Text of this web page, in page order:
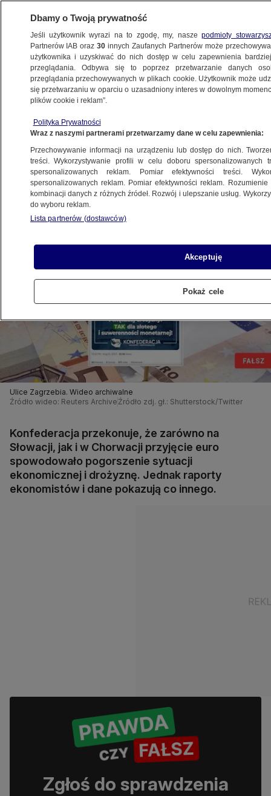
KONKRET24
ŚWIAT
w kontekście euro. Co się nie zgadza
Michał Istel
28.08.2023, 15:22
Udostępnij
Ulice Zagrzebia. Wideo archiwalne
Źródło wideo: Reuters Archive Źródło zdj. gł.: Shutterstock/Twitter
Konfederacja przekonuje, że zarówno na
Słowacji, jak i w Chorwacji przyjęcie euro
spowodowało pogorszenie sytuacji
ekonomicznej i drożyznę. Jednak raporty
ekonomistów i dane pokazują co innego.
Zgłoś do sprawdzenia
Dbamy o Twoją prywatność
Jeśli użytkownik wyrazi na to zgodę, my, naszepodmioty
Partnerów IAB oraz30 innych Zaufanych Partnerów może
użytkownika i uzyskiwać do nich dostęp w celu zapewnienia
przeglądania. Odbywa się to poprzez przetwarzanie danych
przeglądania przechowywanych w plikach cookie. Użytkownik może
się przetwarzaniu w oparciu o uzasadniony interes w dowolnym
plików cookie i reklam”.
Polityka Prywatności
Wraz z naszymi partnerami przetwarzamy dane w celu zapewnienia:
Przechowywanie informacji na urządzeniu lub dostęp do nich.
treści. Wykorzystywanie profili w celu doboru spersonalizowanych
spersonalizowanych reklam. Pomiar efektywności treści.
spersonalizowanych reklam. Pomiar efektywności reklam.
kombinacji danych z różnych źródeł. Rozwój i ulepszanie usług.
do wyboru reklam.
Lista partnerów (dostawców)
Akceptuję
Pokaż cele